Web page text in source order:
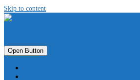
Skip to content
Open Button